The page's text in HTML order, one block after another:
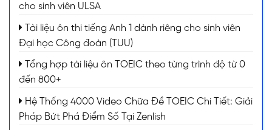
cho sinh viên ULSA
Tài liệu ôn thi tiếng Anh 1 dành riêng cho sinh viên
Đại học Công đoàn (TUU)
Tổng hợp tài liệu ôn TOEIC theo từng trình độ từ 0
đến 800+
Hệ Thống 4000 Video Chữa Đề TOEIC Chi Tiết: Giải
Pháp Bứt Phá Điểm Số Tại Zenlish